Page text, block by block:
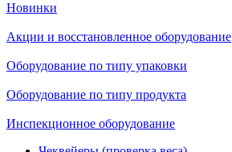
Новинки
Акции и восстановленное оборудование
Оборудование по типу упаковки
Оборудование по типу продукта
Инспекционное оборудование